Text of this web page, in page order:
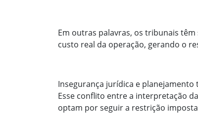
Em outras palavras, os tribunais
custo real da operação, gerando o
Insegurança jurídica e
Esse conflito entre a interpretação
optam por seguir a restrição